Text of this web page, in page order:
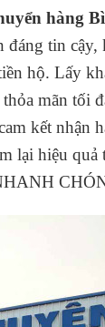
hàng
tin cậy,
hộ. Lấy
mãn tối
kết nhận
lại hiệu quả